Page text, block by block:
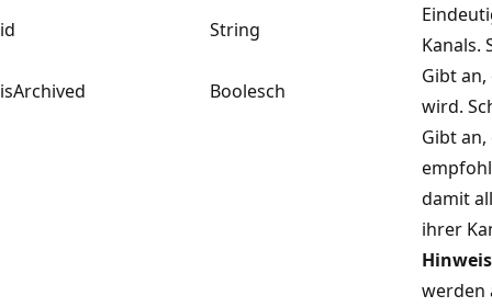
id
String
Kanals.
isArchived
Boolesch
Gibt
wird.
Gibt
damit
ihrer
werden